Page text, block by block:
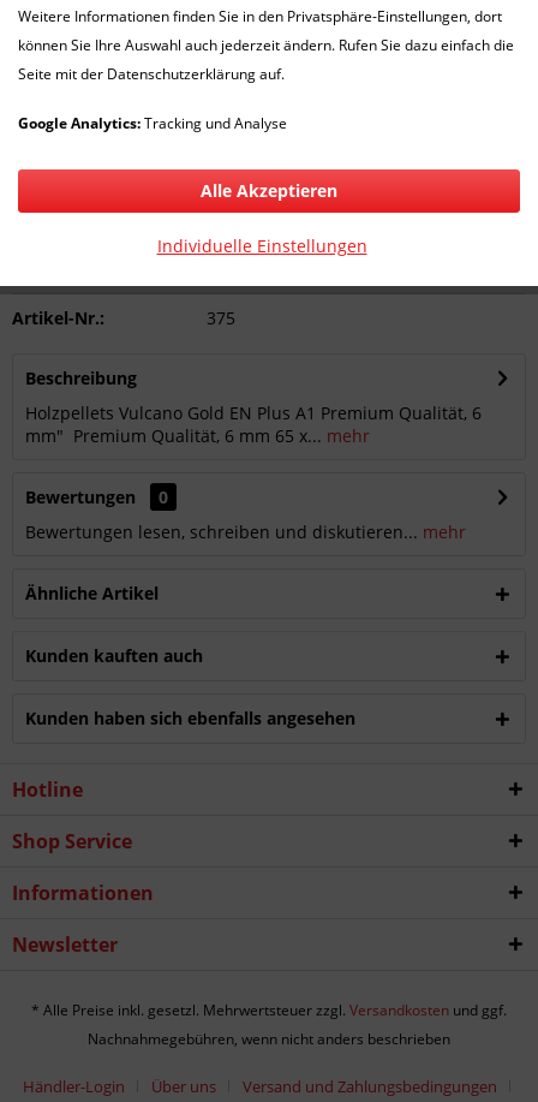
476,00 € *
inkl. MwSt.zzgl. Versandkosten
In denWarenkorb
Artikel-Nr.: 375
Beschreibung
Holzpellets Vulcano Gold EN Plus A1 Premium Qualität, 6
mm" Premium Qualität, 6 mm 65 x... mehr
Bewertungen
0
Bewertungen lesen, schreiben und diskutieren... mehr
Ähnliche Artikel
Kunden kauften auch
Kunden haben sich ebenfalls angesehen
Hotline
Shop Service
Informationen
Newsletter
* Alle Preise inkl. gesetzl. Mehrwertsteuer zzgl. Versandkosten und ggf.
Nachnahmegebühren, wenn nicht anders beschrieben
Händler-Login Über uns Versand und Zahlungsbedingungen
Weitere Informationen finden Sie in den Privatsphäre-Einstellungen, dort
können Sie Ihre Auswahl auch jederzeit ändern. Rufen Sie dazu einfach die
Seite mit der Datenschutzerklärung auf.
Google Analytics:Tracking und Analyse
Individuelle Einstellungen
Alle Akzeptieren